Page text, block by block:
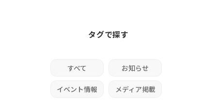
タグで探す
すべて お知らせ
イベント情報 メディア掲載